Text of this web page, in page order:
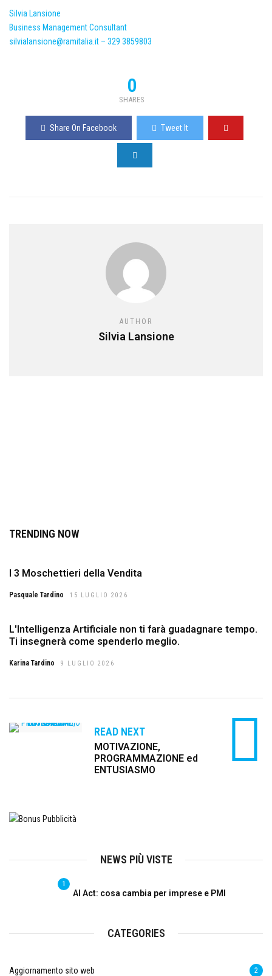
Silvia Lansione
Business Management Consultant
silvialansione@ramitalia.it – 329 3859803
0
SHARES
Share On Facebook Tweet It
AUTHOR
Silvia Lansione
TRENDING NOW
I 3 Moschettieri della Vendita
Pasquale Tardino 15 LUGLIO 2026
L'Intelligenza Artificiale non ti farà guadagnare tempo.
Ti insegnerà come spenderlo meglio.
Karina Tardino 9 LUGLIO 2026
READ NEXT
MOTIVAZIONE,
PROGRAMMAZIONE ed
ENTUSIASMO
NEWS PIÙ VISTE
1
AI Act: cosa cambia per imprese e PMI
CATEGORIES
Aggiornamento sito web 2